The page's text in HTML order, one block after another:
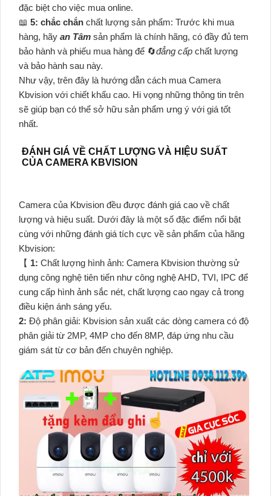
đặc biệt cho việc mua online.
📖 5: chắc chắn chất lượng sản phẩm: Trước khi mua
hàng, hãy an Tâm sản phẩm là chính hãng, có đầy đủ tem
bảo hành và phiếu mua hàng để 🔄đẳng cấp chất lượng
và bảo hành sau này.
Như vậy, trên đây là hướng dẫn cách mua Camera
Kbvision với chiết khấu cao. Hi vọng những thông tin trên
sẽ giúp bạn có thể sở hữu sản phẩm ưng ý với giá tốt
nhất.
ĐÁNH GIÁ VỀ CHẤT LƯỢNG VÀ HIỆU SUẤT
CỦA CAMERA KBVISION
Camera của Kbvision đều được đánh giá cao về chất
lượng và hiệu suất. Dưới đây là một số đặc điểm nổi bật
cùng với những đánh giá tích cực về sản phẩm của hãng
Kbvision:
【 1: Chất lượng hình ảnh: Camera Kbvision thường sử
dụng công nghệ tiên tiến như công nghệ AHD, TVI, IPC để
cung cấp hình ảnh sắc nét, chất lượng cao ngay cả trong
điều kiện ánh sáng yếu.
2: Độ phân giải: Kbvision sản xuất các dòng camera có độ
phân giải từ 2MP, 4MP cho đến 8MP, đáp ứng nhu cầu
giám sát từ cơ bản đến chuyên nghiệp.